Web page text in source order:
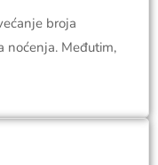
broja
noćenja. Međutim,